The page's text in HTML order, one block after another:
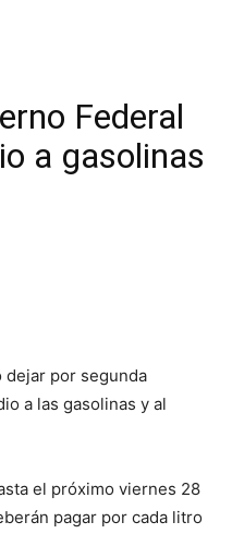
Federal
a gasolinas
dejar por segunda
a las gasolinas y al
el próximo viernes 28
pagar por cada litro